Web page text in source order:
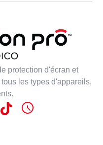
protection d'écran et
les types d'appareils,